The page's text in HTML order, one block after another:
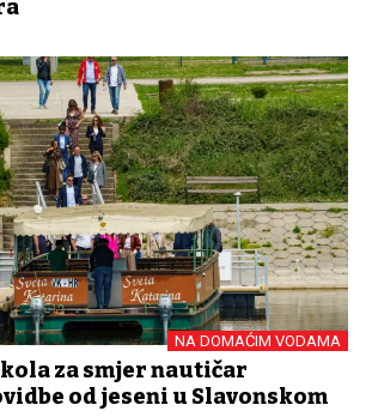
NA DOMAĆIM VODAMA
za smjer nautičar
od jeseni u Slavonskom